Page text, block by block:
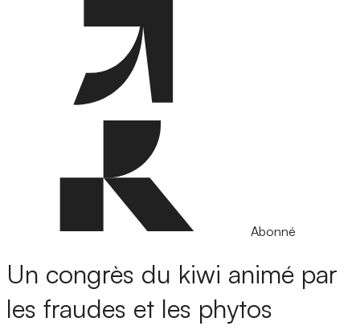
Abonné
Un congrès du kiwi animé par
les fraudes et les phytos